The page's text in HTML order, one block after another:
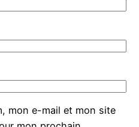
mon e-mail et mon site